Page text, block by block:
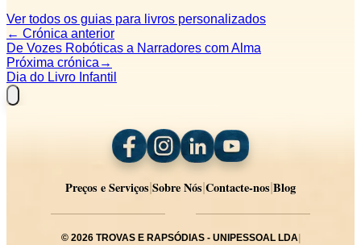
Ver todos os guias para livros personalizados
← Crónica anterior
De Vozes Robóticas a Narradores com Alma
Próxima crónica →
Dia do Livro Infantil
Preços e Serviços Sobre Nós Contacte-nos Blog
© 2026 TROVAS E RAPSÓDIAS - UNIPESSOAL LDA|